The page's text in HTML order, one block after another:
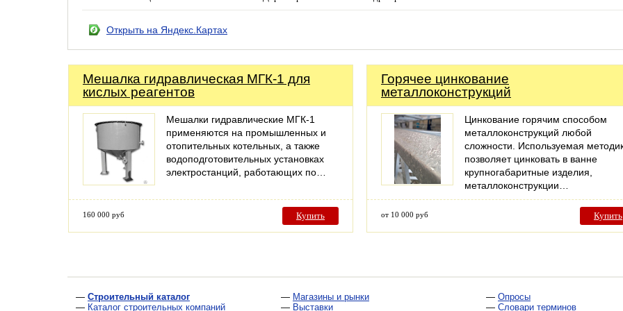
Открыть на Яндекс.Картах
Мешалка гидравлическая МГК-1 для
кислых реагентов
Мешалки гидравлические МГК-1
применяются на промышленных и
отопительных котельных, а также
водоподготовительных установках
электростанций, работающих по…
160 000 руб Купить
Горячее цинкование
металлоконструкций
Цинкование горячим способом
металлоконструкций любой
сложности. Используемая
позволяет цинковать в ванне
крупногабаритные изделия,
металлоконструкции…
от 10 000 руб Купить
— Строительный каталог
— Каталог строительных компаний
— Магазины и рынки
— Выставки
— Опросы
— Словари терминов